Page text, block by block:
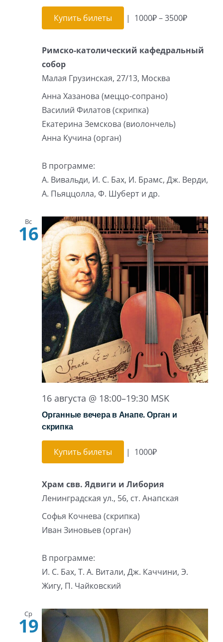
Купить билеты | 1000₽ – 3500₽
Римско-католический кафедральный
собор
Малая Грузинская, 27/13, Москва
Анна Хазанова (меццо-сопрано)
Василий Филатов (скрипка)
Екатерина Земскова (виолончель)
Анна Кучина (орган)
В программе:
А. Вивальди, И. С. Бах, И. Брамс, Дж. Верди,
А. Пьяццолла, Ф. Шуберт и др.
Вс
16
16 августа @ 18:00–19:30 MSK
Органные вечера в Анапе. Орган и
скрипка
Купить билеты | 1000₽
Храм свв. Ядвиги и Либория
Ленинградская ул., 56, ст. Анапская
Софья Кочнева (скрипка)
Иван Зиновьев (орган)
В программе:
И. С. Бах, Т. А. Витали, Дж. Каччини, Э.
Жигу, П. Чайковский
Ср
19